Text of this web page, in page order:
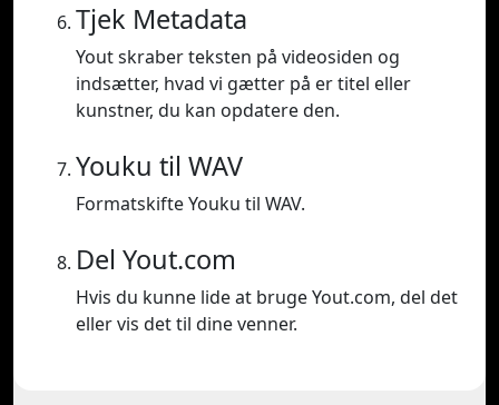
Tjek Metadata
Yout skraber teksten på videosiden og
indsætter, hvad vi gætter på er titel eller
kunstner, du kan opdatere den.
Youku til WAV
Formatskifte Youku til WAV.
Del Yout.com
Hvis du kunne lide at bruge Yout.com, del det
eller vis det til dine venner.